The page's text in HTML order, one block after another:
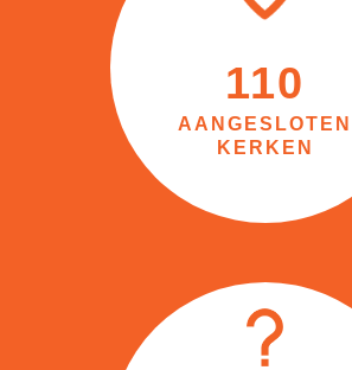
110
AANGESLOTEN
KERKEN